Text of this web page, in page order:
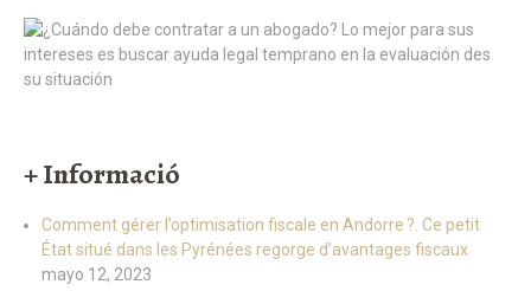
+ Informació
Comment gérer l’optimisation fiscale en Andorre ?. Ce petit
État situé dans les Pyrénées regorge d’avantages fiscaux
mayo 12, 2023